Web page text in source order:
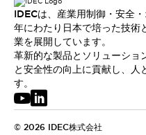
IDECは、産業用制御・安全
年にわたり日本で培った技術
業を展開しています。
革新的な製品とソリューショ
と安全性の向上に貢献し、人
す。
© 2026 IDEC株式会社